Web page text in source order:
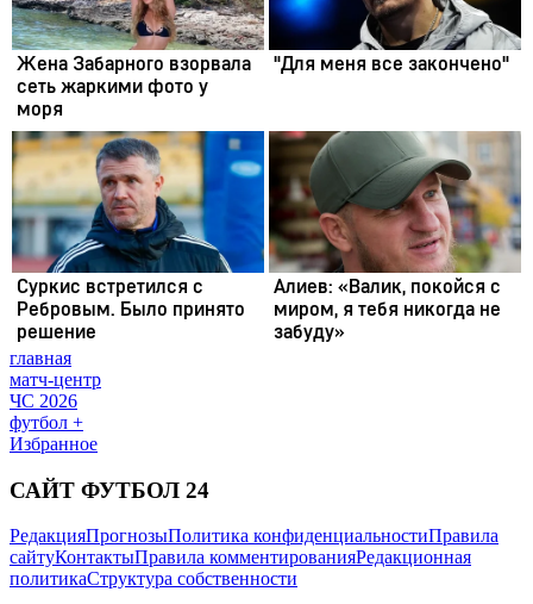
главная
матч-центр
ЧС 2026
футбол +
Избранное
САЙТ ФУТБОЛ 24
РедакцияПрогнозыПолитика конфиденциальностиПравила
сайтуКонтактыПравила комментированияРедакционная
политикаСтруктура собственности